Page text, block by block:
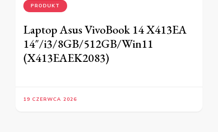
PRODUKT
Laptop Asus VivoBook 14 X413EA
14″/i3/8GB/512GB/Win11
(X413EAEK2083)
19 CZERWCA 2026